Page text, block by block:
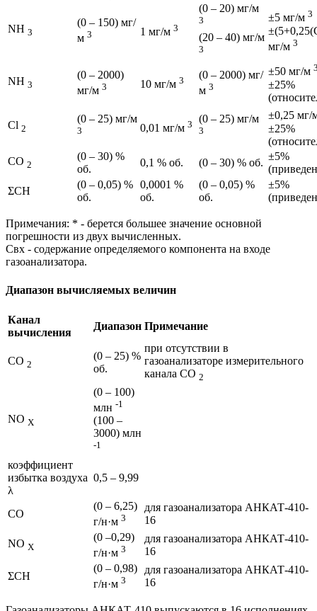
NH 3
(0 – 150) мг/
м 3 1 мг/м 3
(0 – 20) мг/м
3
(20 – 40) мг/м
3
±5 мг/м 3
мг/м 3
NH 3
(0 – 2000)
мг/м 3 10 мг/м 3
(0 – 2000) мг/
м 3
±50 мг/м
±25%
Cl 2
(0 – 25) мг/м
3 0,01 мг/м 3 (0 – 25) мг/м
3
±0,25
±25%
СО 2
(0 – 30) %
об.
0,1 % об. (0 – 30) % об.
±5%
ΣCH
(0 – 0,05) %
об.
0,0001 %
об.
(0 – 0,05) %
об.
±5%
Примечания: * - берется большее значение основной
погрешности из двух вычисленных.
Свх - содержание определяемого компонента на входе
газоанализатора.
Диапазон вычисляемых величин
Канал
вычисления
Диапазон Примечание
СО 2
(0 – 25) %
об.
при отсутствии в
газоанализаторе измерительного
канала СО 2
NO X
(0 – 100)
млн -1
(100 –
3000) млн
-1
коэффициент
избытка воздуха
λ
0,5 – 9,99
СО
(0 – 6,25)
г/н·м 3
для газоанализатора АНКАТ-410-
16
NO X
(0 –0,29)
г/н·м 3
для газоанализатора АНКАТ-410-
16
ΣСН
(0 – 0,98)
г/н·м 3
для газоанализатора АНКАТ-410-
16